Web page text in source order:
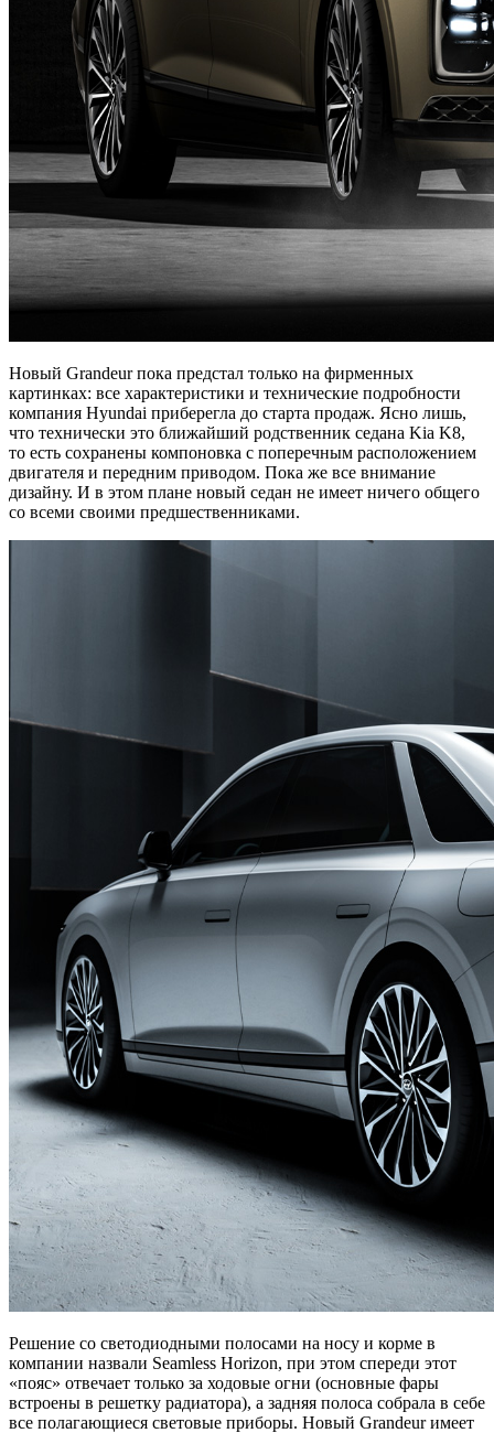
Новый Grandeur пока предстал только на фирменных
картинках: все характеристики и технические подробности
компания Hyundai приберегла до старта продаж. Ясно лишь,
что технически это ближайший родственник седана Kia K8,
то есть сохранены компоновка с поперечным расположением
двигателя и передним приводом. Пока же все внимание
дизайну. И в этом плане новый седан не имеет ничего общего
со всеми своими предшественниками.
Решение со светодиодными полосами на носу и корме в
компании назвали Seamless Horizon, при этом спереди этот
«пояс» отвечает только за ходовые огни (основные фары
встроены в решетку радиатора), а задняя полоса собрала в себе
все полагающиеся световые приборы. Новый Grandeur имеет